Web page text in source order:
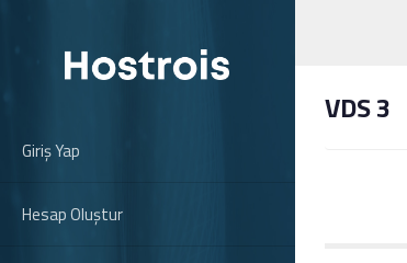
VDS 3
Giriş Yap
Hesap Oluştur